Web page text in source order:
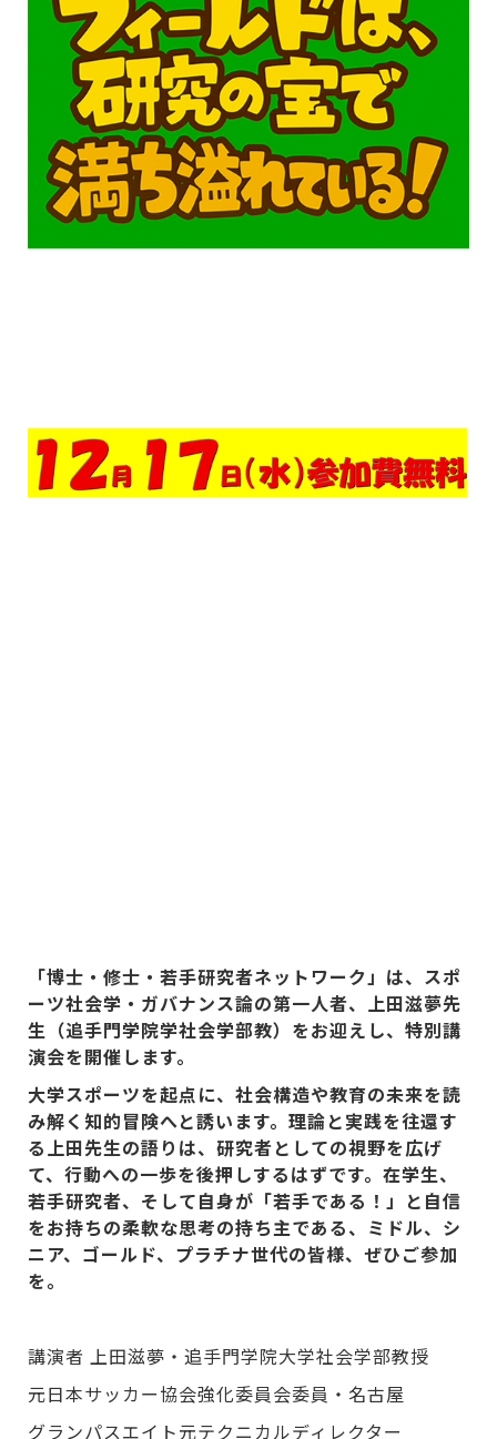
「博士・修士・若手研究者ネットワーク」は、スポ
ーツ社会学・ガバナンス論の第一人者、
上田滋夢先
生（追手門学院学社会学部教） をお迎えし、特別講
演会を開催します。
大学スポーツを起点に、社会構造や教育の未来を読
み解く知的冒険へと誘います。理論と実践を往還す
る上田先生の語りは、研究者としての視野を広げ
て、行動への一歩を後押しするはずです。在学生、
若手研究者、そして自身が「若手である！」と自信
をお持ちの柔軟な思考の持ち主である、ミドル、シ
ニア、ゴールド、プラチナ世代の皆様、ぜひご参加
を。
講演者 上田滋夢・追手門学院大学社会学部教授
元日本サッカー協会強化委員会委員・名古屋
グランパスエイト元テクニカルディレクター